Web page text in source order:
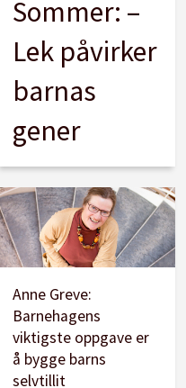
Sommer: –
Lek påvirker
barnas
gener
Anne Greve:
Barnehagens
viktigste oppgave er
å bygge barns
selvtillit